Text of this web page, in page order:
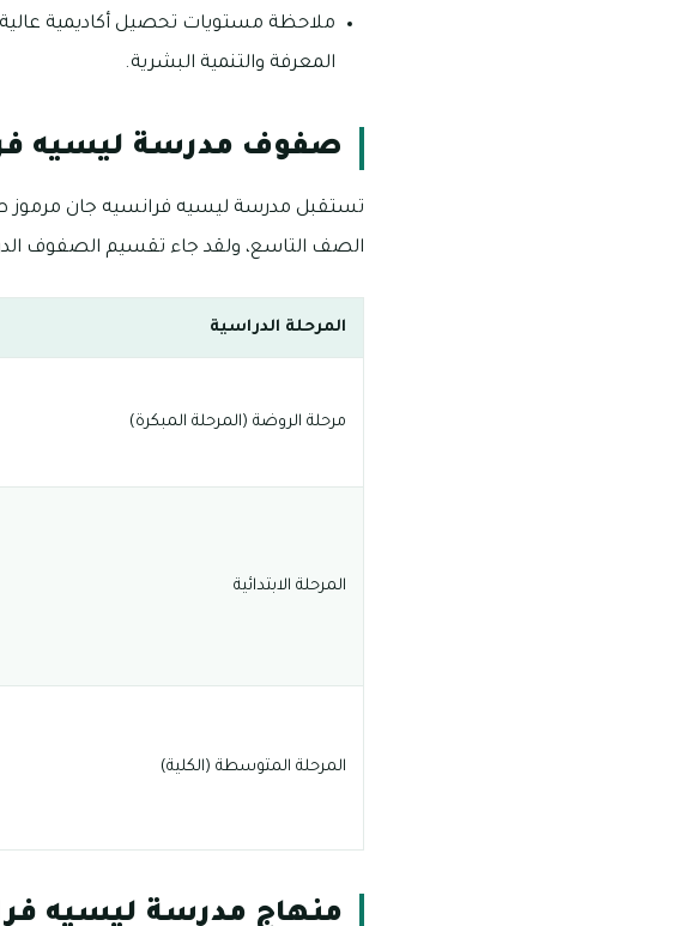
ملاحظة مستويات تحصيل أكاديمية عالية
المعرفة والتنمية البشرية.
صفوف مدرسة ليسيه
تستقبل مدرسة ليسيه فرانسيه جان مرموز
الصف التاسع، ولقد جاء تقسيم الصفوف
المرحلة الدراسية
مرحلة الروضة (المرحلة المبكرة)
المرحلة الابتدائية
المرحلة المتوسطة (الكلية)
منهاج مدرسة ليسيه